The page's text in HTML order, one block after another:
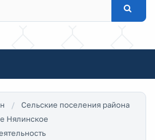
Сельские поселения района
Нялинское